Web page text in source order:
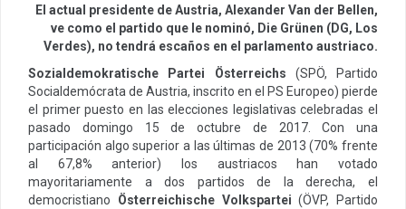
El actual presidente de Austria, Alexander Van der Bellen,
ve como el partido que le nominó, Die Grünen (DG, Los
Verdes), no tendrá escaños en el parlamento austriaco.
Sozialdemokratische Partei Österreichs (SPÖ, Partido
Socialdemócrata de Austria, inscrito en el PS Europeo) pierde
el primer puesto en las elecciones legislativas celebradas el
pasado domingo 15 de octubre de 2017. Con una
participación algo superior a las últimas de 2013 (70% frente
al 67,8% anterior) los austriacos han votado
mayoritariamente a dos partidos de la derecha, el
democristiano Österreichische Volkspartei (ÖVP, Partido